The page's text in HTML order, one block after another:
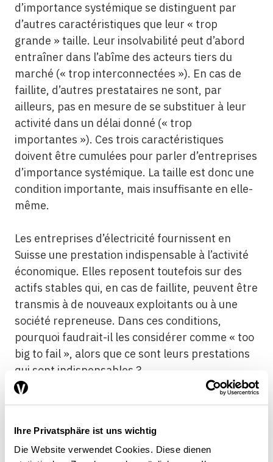
Ihre Privatsphäre ist uns wichtig
Die Website verwendet Cookies. Diese dienen
d’importance systémique se distinguent par
d’autres caractéristiques que leur « trop
grande » taille. Leur insolvabilité peut d’abord
entraîner dans l’abîme des acteurs tiers du
marché (« trop interconnectées »). En cas de
faillite, d’autres prestataires ne sont, par
ailleurs, pas en mesure de se substituer à leur
activité dans un délai donné (« trop
importantes »). Ces trois caractéristiques
doivent être cumulées pour parler d’entreprises
d’importance systémique. La taille est donc une
condition importante, mais insuffisante en elle-
même.
Les entreprises d’électricité fournissent en
Suisse une prestation indispensable à l’activité
économique. Elles reposent toutefois sur des
actifs stables qui, en cas de faillite, peuvent être
transmis à de nouveaux exploitants ou à une
société repreneuse. Dans ces conditions,
pourquoi faudrait-il les considérer comme « too
big to fail », alors que ce sont leurs prestations
qui sont indispensables ?
Le sauvetage par la Confédération d’entreprises
cantons et des communes n’est pas comparable
avec celui de grandes banques. Les pertes qui